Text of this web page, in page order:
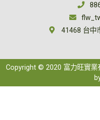
41468 台中
Copyright © 2020 富力旺實業